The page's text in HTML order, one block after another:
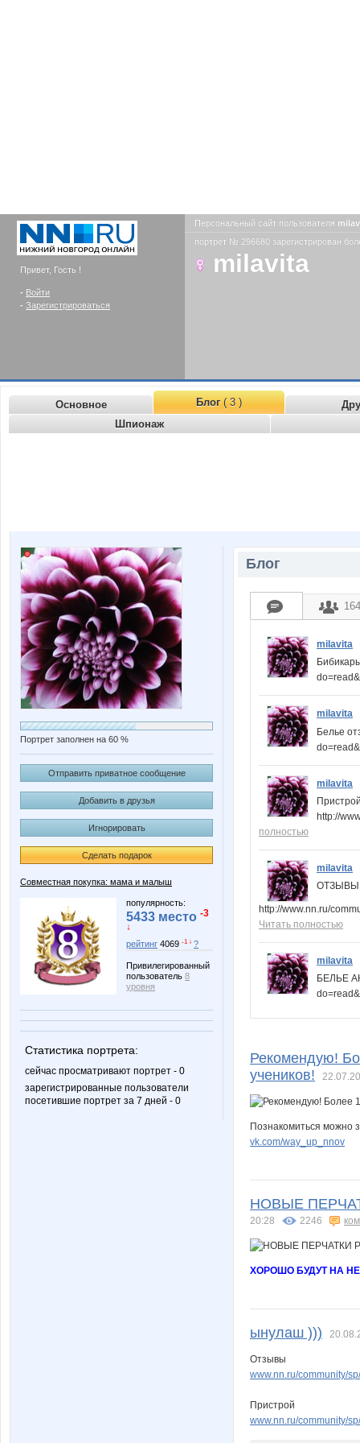
Привет, Гость !
- Войти
- Зарегистрироваться
Персональный сайт пользователя
портрет № 296680 зарегистрирован
milavita
Основное Блог( 3 )
Шпионаж
Портрет заполнен на 60 %
Отправить приватное сообщение
Добавить в друзья
Игнорировать
Сделать подарок
Совместная покупка: мама и малыш
популярность:
5433 место -3
↓
рейтинг 4069 -1 ↓ ?
Привилегированный
пользователь 8
уровня
Статистика портрета:
сейчас просматривают портрет - 0
зарегистрированные пользователи
посетившие портрет за 7 дней - 0
Блог
164
milavita
milavita
Белье
milavita
http://
полностью
milavita
http://www.nn.ru/
Читать полностью
milavita
БЕЛЬЕ
Рекомендую!
учеников!
Познакомиться можно
vk.com/way_up_nnov
НОВЫЕ
20:28 2246
ХОРОШО БУДУТ НА
ынулаш )))
Отзывы
www.nn.ru/community/
Пристрой
www.nn.ru/community/